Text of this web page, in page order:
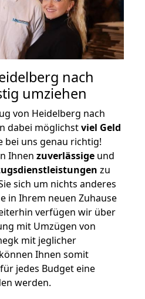
nach
umziehen
von Heidelberg nach
dabei möglichstviel Geld
bei uns genau richtig!
Ihnen zuverlässige und
zu
sich um nichts anderes
in Ihrem neuen Zuhause
verfügen wir über
mit Umzügen von
mit jeglicher
Ihnen somit
jedes Budget eine
werden.